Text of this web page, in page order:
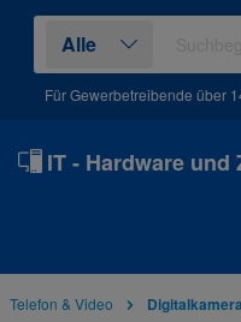
Alle
Für Gewerbetreibende über
IT - Hardware und
Telefon & Video